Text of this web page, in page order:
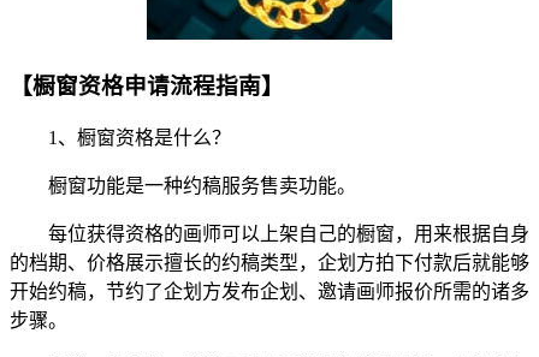
【橱窗资格申请流程指南】
1、橱窗资格是什么？
橱窗功能是一种约稿服务售卖功能。
每位获得资格的画师可以上架自己的橱窗，用来根据自身
的档期、价格展示擅长的约稿类型，企划方拍下付款后就能够
开始约稿，节约了企划方发布企划、邀请画师报价所需的诸多
步骤。